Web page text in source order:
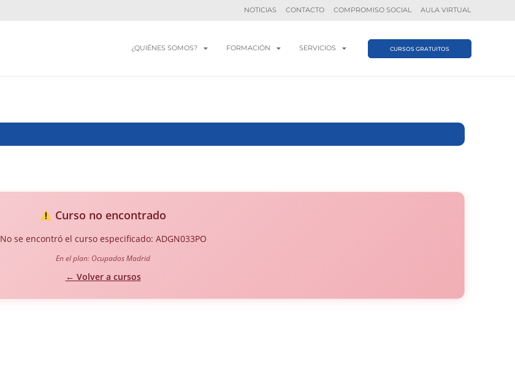
NOTICIAS CONTACTO COMPROMISO SOCIAL AULA VIRTUAL
¿QUIÉNES SOMOS? FORMACIÓN SERVICIOS CURSOS GRATUITOS
Curso no encontrado
No se encontró el curso especificado: ADGN033PO
En el plan: Ocupados Madrid
← Volver a cursos